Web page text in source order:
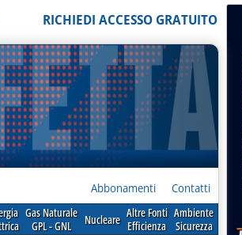
RICHIEDI ACCESSO GRATUITO
Abbonamenti Contatti
Gas Naturale
GPL - GNL
Nucleare Altre Fonti
Efficienza
Ambiente
Sicurezza